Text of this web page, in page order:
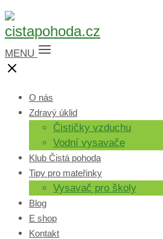
MENU
O nás
Zdravý úklid
Čističky vzduchu
Vodní vysavače
Klub Čistá pohoda
Tipy pro mateřinky
Vysavač pro školy
Blog
E shop
Kontakt